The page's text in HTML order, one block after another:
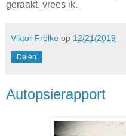
geraakt, vrees ik.
Viktor Frölke op 12/21/2019
Delen
Autopsierapport